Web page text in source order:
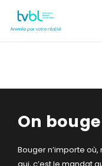
On
Bouger n’importe